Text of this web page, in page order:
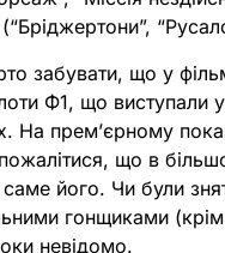
(“Бріджертони”,
забувати, що у
Ф1, що виступали
На премʼєрному
пожалітися, що в
саме його. Чи були
гонщиками
невідомо.